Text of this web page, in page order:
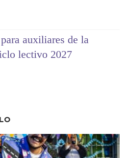
auxiliares de la
lectivo 2027